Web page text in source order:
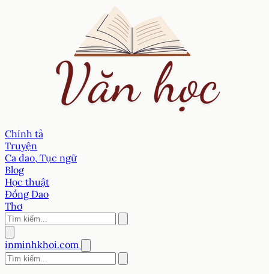
Chính tả
Truyện
Ca dao, Tục ngữ
Blog
Học thuật
Đồng Dao
Thơ
inminhkhoi.com